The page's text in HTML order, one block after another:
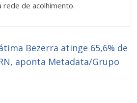
rede de acolhimento.
Bezerra atinge 65,6% de
aponta Metadata/Grupo